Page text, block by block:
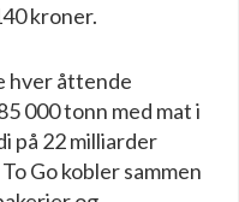
kroner.
hver åttende
000 tonn med mat i
på 22 milliarder
Go kobler sammen